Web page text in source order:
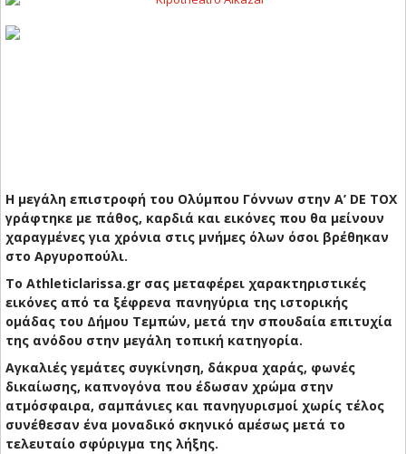
Η μεγάλη επιστροφή του Ολύμπου Γόννων στην Α’ DE TOX
γράφτηκε με πάθος, καρδιά και εικόνες που θα μείνουν
χαραγμένες για χρόνια στις μνήμες όλων όσοι βρέθηκαν
στο Αργυροπούλι.
Το Athleticlarissa.gr σας μεταφέρει χαρακτηριστικές
εικόνες από τα ξέφρενα πανηγύρια της ιστορικής
ομάδας του Δήμου Τεμπών, μετά την σπουδαία επιτυχία
της ανόδου στην μεγάλη τοπική κατηγορία.
Αγκαλιές γεμάτες συγκίνηση, δάκρυα χαράς, φωνές
δικαίωσης, καπνογόνα που έδωσαν χρώμα στην
ατμόσφαιρα, σαμπάνιες και πανηγυρισμοί χωρίς τέλος
συνέθεσαν ένα μοναδικό σκηνικό αμέσως μετά το
τελευταίο σφύριγμα της λήξης.